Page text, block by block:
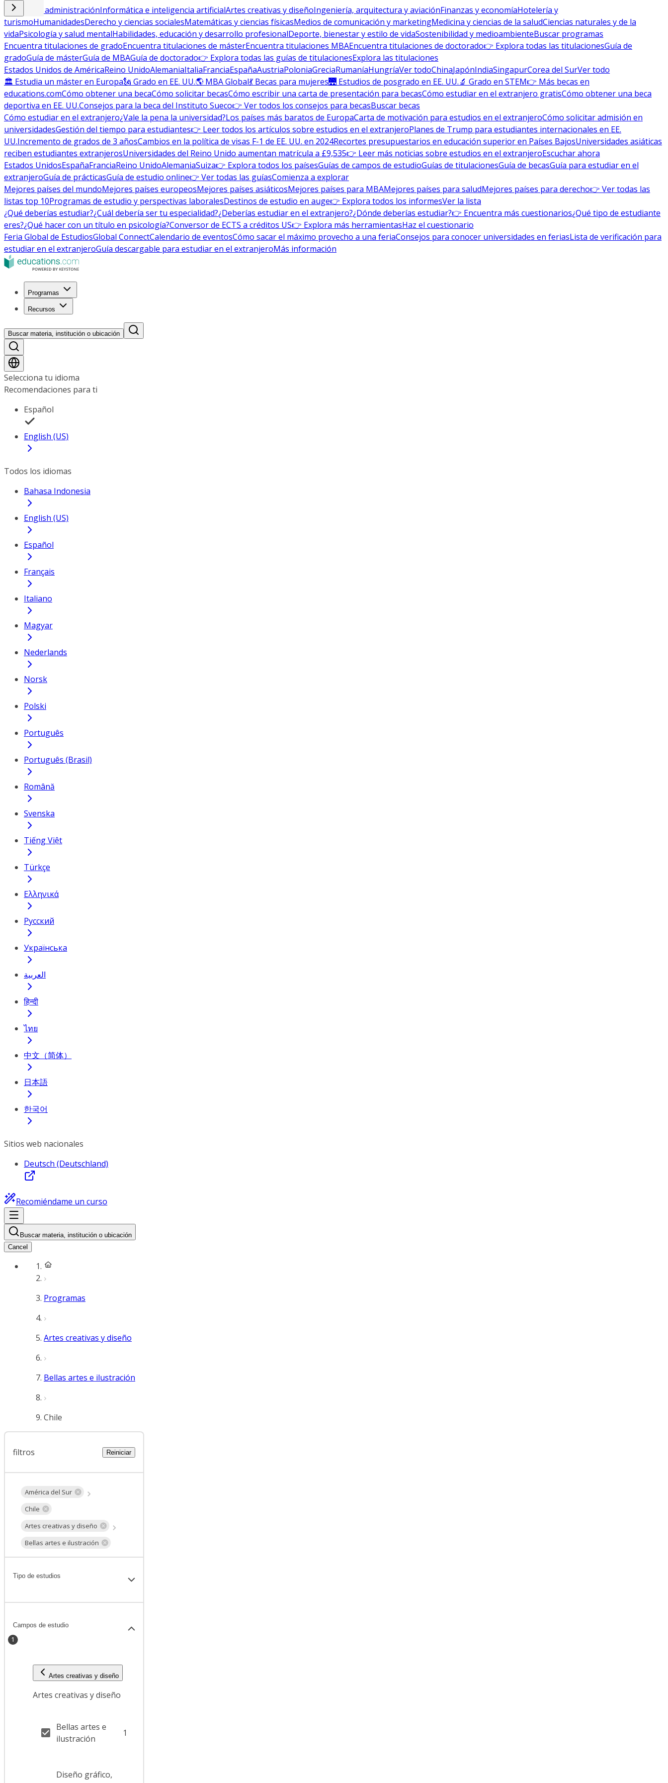
Empresa y administraciónInformática e inteligencia artificialArtes creativas y diseñoIngeniería, arquitectura y aviaciónFinanzas y economíaHotelería y
turismoHumanidadesDerecho y ciencias socialesMatemáticas y ciencias físicasMedios de comunicación y marketingMedicina y ciencias de la saludCiencias naturales y de la
vidaPsicología y salud mentalHabilidades, educación y desarrollo profesionalDeporte, bienestar y estilo de vidaSostenibilidad y medioambienteBuscar programas
Encuentra titulaciones de gradoEncuentra titulaciones de másterEncuentra titulaciones MBAEncuentra titulaciones de doctorado👉 Explora todas las titulacionesGuía de
gradoGuía de másterGuía de MBAGuía de doctorado👉 Explora todas las guías de titulacionesExplora las titulaciones
Estados Unidos de AméricaReino UnidoAlemaniaItaliaFranciaEspañaAustriaPoloniaGreciaRumaníaHungríaVer todoChinaJapónIndiaSingapurCorea del SurVer todo
🏛 Estudia un máster en Europa🗽 Grado en EE. UU.🌎 MBA Global💃 Becas para mujeres🌉 Estudios de posgrado en EE. UU.🔬 Grado en STEM👉 Más becas en
educations.comCómo obtener una becaCómo solicitar becasCómo escribir una carta de presentación para becasCómo estudiar en el extranjero gratisCómo obtener una beca
deportiva en EE. UU.Consejos para la beca del Instituto Sueco👉 Ver todos los consejos para becasBuscar becas
Cómo estudiar en el extranjero¿Vale la pena la universidad?Los países más baratos de EuropaCarta de motivación para estudios en el extranjeroCómo solicitar admisión en
universidadesGestión del tiempo para estudiantes👉 Leer todos los artículos sobre estudios en el extranjeroPlanes de Trump para estudiantes internacionales en EE.
UU.Incremento de grados de 3 añosCambios en la política de visas F-1 de EE. UU. en 2024Recortes presupuestarios en educación superior en Países BajosUniversidades asiáticas
reciben estudiantes extranjerosUniversidades del Reino Unido aumentan matrícula a £9,535👉 Leer más noticias sobre estudios en el extranjeroEscuchar ahora
Estados UnidosEspañaFranciaReino UnidoAlemaniaSuiza👉 Explora todos los paísesGuías de campos de estudioGuías de titulacionesGuía de becasGuía para estudiar en el
extranjeroGuía de prácticasGuía de estudio online👉 Ver todas las guíasComienza a explorar
Mejores países del mundoMejores países europeosMejores países asiáticosMejores países para MBAMejores países para saludMejores países para derecho👉 Ver todas las
listas top 10Programas de estudio y perspectivas laboralesDestinos de estudio en auge👉 Explora todos los informesVer la lista
¿Qué deberías estudiar?¿Cuál debería ser tu especialidad?¿Deberías estudiar en el extranjero?¿Dónde deberías estudiar?👉 Encuentra más cuestionarios¿Qué tipo de estudiante
eres?¿Qué hacer con un título en psicología?Conversor de ECTS a créditos US👉 Explora más herramientasHaz el cuestionario
Feria Global de EstudiosGlobal ConnectCalendario de eventosCómo sacar el máximo provecho a una feriaConsejos para conocer universidades en feriasLista de verificación para
estudiar en el extranjeroGuía descargable para estudiar en el extranjeroMás información
Programas
Recursos
Buscar materia, institución o ubicación
Selecciona tu idioma
Recomendaciones para ti
Español
English (US)
Todos los idiomas
Bahasa Indonesia
English (US)
Español
Français
Italiano
Magyar
Nederlands
Norsk
Polski
Português
Português (Brasil)
Română
Svenska
Tiếng Việt
Türkçe
Ελληνικά
Русский
Українська
العربية
हिन्दी
ไทย
中文（简体）
日本語
한국어
Sitios web nacionales
Deutsch (Deutschland)
Recomiéndame un curso
Buscar materia, institución o ubicación
Cancel
Programas
Artes creativas y diseño
Bellas artes e ilustración
Chile
filtros Reiniciar
América del Sur
Chile
Artes creativas y diseño
Bellas artes e ilustración
Tipo de estudios
Campos de estudio
1
Artes creativas y diseño
Artes creativas y diseño
Bellas artes e
ilustración
1
Diseño gráfico,